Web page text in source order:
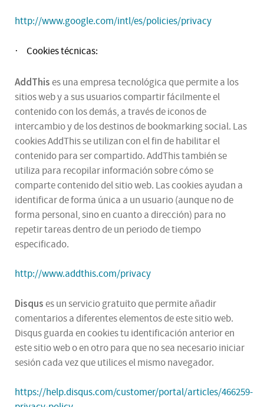
http://www.google.com/intl/es/policies/privacy
· Cookies técnicas:
AddThises una empresa tecnológica que permite a los
sitios web y a sus usuarios compartir fácilmente el
contenido con los demás, a través de iconos de
intercambio y de los destinos de bookmarking social. Las
cookies AddThis se utilizan con el fin de habilitar el
contenido para ser compartido. AddThis también se
utiliza para recopilar información sobre cómo se
comparte contenido del sitio web. Las cookies ayudan a
identificar de forma única a un usuario (aunque no de
forma personal, sino en cuanto a dirección) para no
repetir tareas dentro de un periodo de tiempo
especificado.
http://www.addthis.com/privacy
Disquses un servicio gratuito que permite añadir
comentarios a diferentes elementos de este sitio web.
Disqus guarda en cookies tu identificación anterior en
este sitio web o en otro para que no sea necesario iniciar
sesión cada vez que utilices el mismo navegador.
https://help.disqus.com/customer/portal/articles/466259-